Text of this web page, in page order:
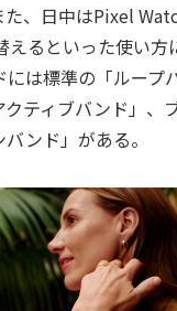
、日中はPixel
るといった使い方
は標準の「ループ
ティブバンド」、
ンド」がある。